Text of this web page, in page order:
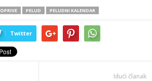
PELUD PELUDNI KALENDAR
Twitter
Idući članak